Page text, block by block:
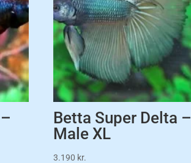
Betta Super Delta –
Male XL
3.190 kr.